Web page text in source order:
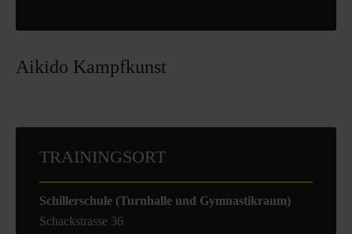
Aikido Kampfkunst
TRAININGSORT
Schillerschule (Turnhalle und Gymnastikraum)
Schackstrasse 36